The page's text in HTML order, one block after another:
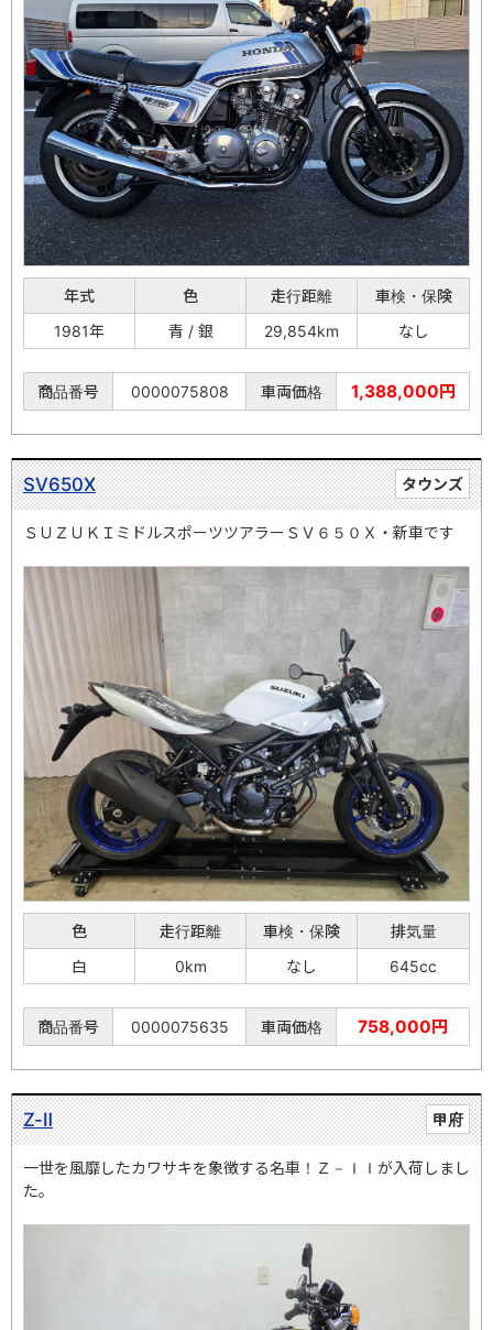
年式 色 走行距離
車検・保険
1981年
青 / 銀 29,854km なし
商品番号 0000075808 車両価格 1,388,000円
タウンズ
SV650X
ＳＵＺＵＫＩミドルスポーツツアラーＳＶ６５０Ｘ・新車です
色 走行距離 車検・保険
排気量
白
0km なし 645cc
商品番号 0000075635 車両価格 758,000円
甲府
Z-Ⅱ
一世を風靡したカワサキを象徴する名車！Ｚ－ＩＩが入荷しまし
た。